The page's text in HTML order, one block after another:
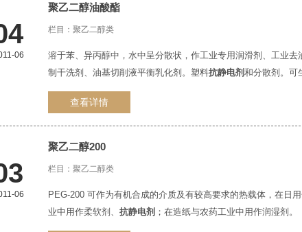
06
聚乙二醇油酸酯
栏目： 聚乙二醇类
溶于苯、异丙醇中，水中呈分散状，作工业专用润滑剂、工业
制干洗剂、油基切削液平衡乳化剂。塑料抗静电剂和分散剂。可
查看详情
06
聚乙二醇200
栏目： 聚乙二醇类
PEG-200 可作为有机合成的介质及有较高要求的热载体，在日
业中用作柔软剂、 抗静电剂 ；在造纸与农药工业中用作润湿剂。